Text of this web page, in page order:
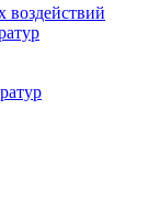
воздействий